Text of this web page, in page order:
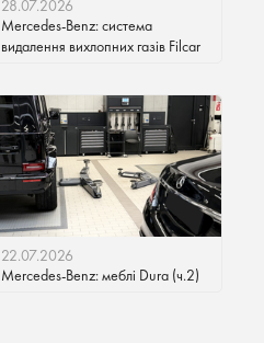
28.07.2026
Mercedes-Benz: система
видалення вихлопних газів Filcar
22.07.2026
Mercedes-Benz: меблі Dura (ч.2)